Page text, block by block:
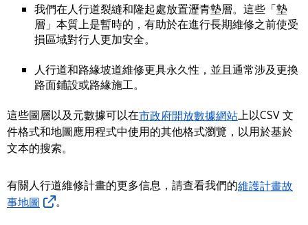
我們在人行道裂縫和隆起處放置瀝青墊層。這些「墊
層」本質上是暫時的，有助於在進行長期維修之前使受
損區域對行人更加安全。
人行道和路緣坡道維修更具永久性，並且通常涉及更換
路面鋪設或路緣施工。
這些圖層以及元數據可以在市政府開放數據網站上以CSV 文
件格式和地圖應用程式中使用的其他格式瀏覽，以用於基於
文本的搜索。
有關人行道維修計畫的更多信息，請查看我們的維護計畫故
事地圖
。